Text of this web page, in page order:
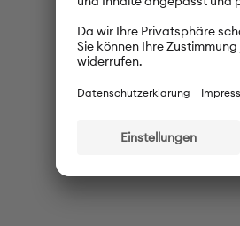
Andrea